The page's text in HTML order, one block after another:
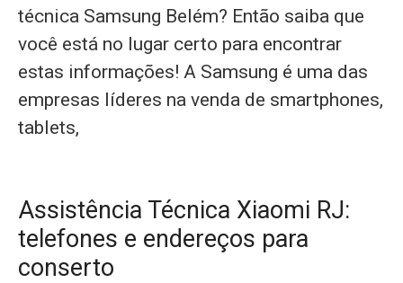
técnica Samsung Belém? Então saiba que
você está no lugar certo para encontrar
estas informações! A Samsung é uma das
empresas líderes na venda de smartphones,
tablets,
Assistência Técnica Xiaomi RJ:
telefones e endereços para
conserto